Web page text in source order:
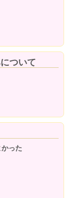
ついて
った